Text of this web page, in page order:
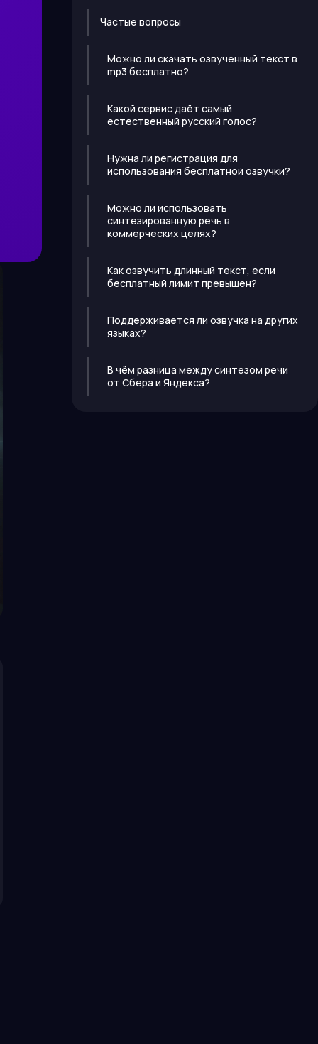
Частые вопросы
Можно ли скачать озвученный текст в
mp3 бесплатно?
Какой сервис даёт самый
естественный русский голос?
Нужна ли регистрация для
использования бесплатной озвучки?
Можно ли использовать
синтезированную речь в
коммерческих целях?
Как озвучить длинный текст, если
бесплатный лимит превышен?
Поддерживается ли озвучка на других
языках?
В чём разница между синтезом речи
от Сбера и Яндекса?